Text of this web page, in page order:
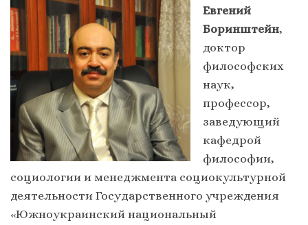
Евгений
Боринштейн,
доктор
философских
наук,
профессор,
заведующий
кафедрой
философии,
социологии и менеджмента социокультурной
деятельности Государственного учреждения
«Южноукраинский национальный